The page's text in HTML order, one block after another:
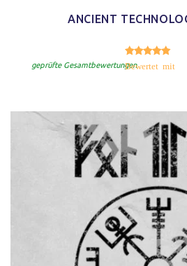
ANCIENT
Bewertet mit
geprüfte Gesamtbewertungen